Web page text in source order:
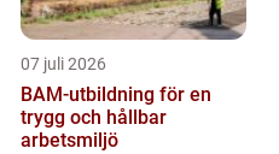
07 juli 2026
BAM-utbildning för en
trygg och hållbar
arbetsmiljö